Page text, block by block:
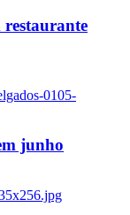
restaurante
0105-
junho